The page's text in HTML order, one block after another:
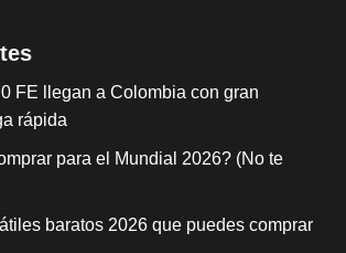
FE llegan a Colombia con gran
rápida
para el Mundial 2026? (No te
baratos 2026 que puedes comprar